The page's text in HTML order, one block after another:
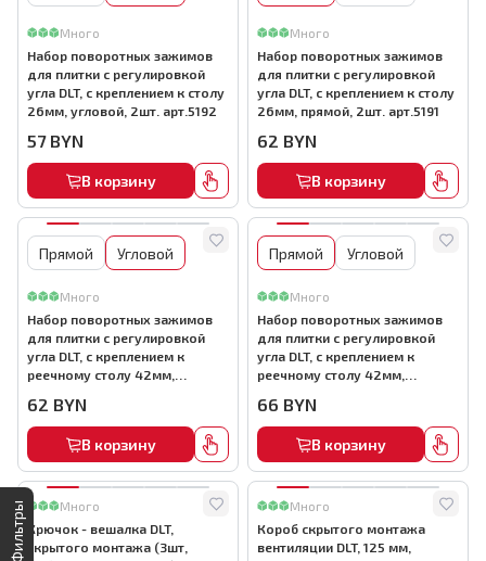
Фильтры
Много
Набор поворотных зажимов
для плитки с регулировкой
угла DLT, с креплением к столу
26мм, угловой, 2шт. арт.5192
57 BYN
В корзину
Много
Набор поворотных зажимов
для плитки с регулировкой
угла DLT, с креплением к столу
26мм, прямой, 2шт. арт.5191
62 BYN
В корзину
Прямой Угловой
Много
Набор поворотных зажимов
для плитки с регулировкой
угла DLT, с креплением к
реечному столу 42мм,
62 BYN
В корзину
Прямой Угловой
Много
Набор поворотных зажимов
для плитки с регулировкой
угла DLT, с креплением к
реечному столу 42мм,
66 BYN
В корзину
Много
Крючок - вешалка DLT,
скрытого монтажа (3шт,
Много
Короб скрытого монтажа
вентиляции DLT, 125 мм,